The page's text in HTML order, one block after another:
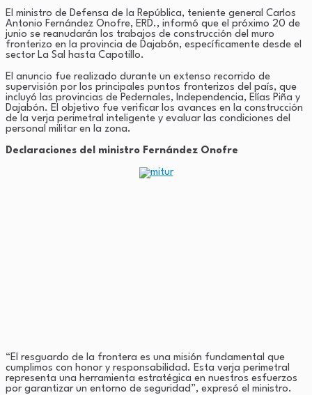
Copy
Link
El ministro de Defensa de la República, teniente general Carlos
Antonio Fernández Onofre, ERD., informó que el próximo 20 de
junio se reanudarán los trabajos de construcción del muro
fronterizo en la provincia de Dajabón, específicamente desde el
sector La Sal hasta Capotillo.
El anuncio fue realizado durante un extenso recorrido de
supervisión por los principales puntos fronterizos del país, que
incluyó las provincias de Pedernales, Independencia, Elías Piña y
Dajabón. El objetivo fue verificar los avances en la construcción
de la verja perimetral inteligente y evaluar las condiciones del
personal militar en la zona.
Declaraciones del ministro Fernández Onofre
“El resguardo de la frontera es una misión fundamental que
cumplimos con honor y responsabilidad. Esta verja perimetral
representa una herramienta estratégica en nuestros esfuerzos
por garantizar un entorno de seguridad”, expresó el ministro.